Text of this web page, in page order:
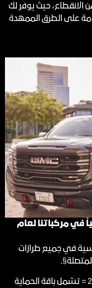
الانقطاع، حيث يوفر لك
على الطرق الممهدة
في مركباتنا لعام
في جميع طرازات
Hummer EV طرازات 2024 و2025 = تشمل باقة الحماية